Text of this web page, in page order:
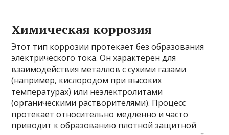
Химическая коррозия
Этот тип коррозии протекает без образования
электрического тока. Он характерен для
взаимодействия металлов с сухими газами
(например, кислородом при высоких
температурах) или неэлектролитами
(органическими растворителями). Процесс
протекает относительно медленно и часто
приводит к образованию плотной защитной